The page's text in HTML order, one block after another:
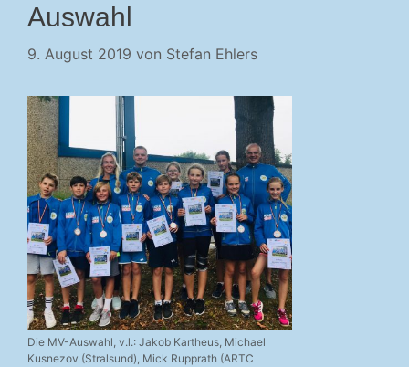
Auswahl
9. August 2019 von Stefan Ehlers
Die MV-Auswahl, v.l.: Jakob Kartheus, Michael
Kusnezov (Stralsund), Mick Rupprath (ARTC